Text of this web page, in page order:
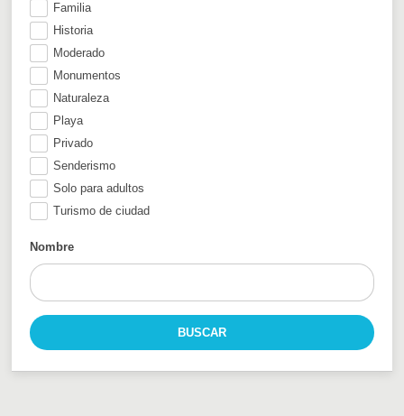
Nombre
Familia
Historia
Moderado
Monumentos
Naturaleza
Playa
Privado
Senderismo
Solo para adultos
Turismo de ciudad